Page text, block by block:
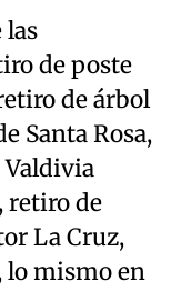
las
de poste
de árbol
Santa Rosa,
Valdivia
retiro de
La Cruz,
lo mismo en